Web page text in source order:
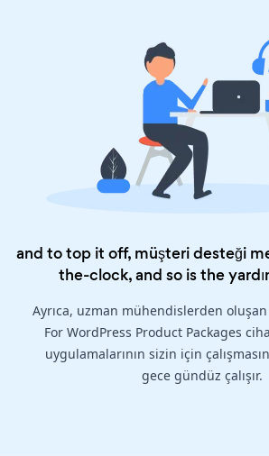
and to top it off, müşteri desteği
the-clock, and so is the
Ayrıca, uzman mühendislerden
For WordPress Product Packages
uygulamalarının sizin için
gece gündüz çalışır.